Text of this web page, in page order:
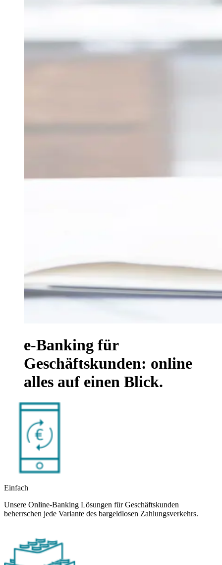
e-Banking für
Geschäftskunden: online
alles auf einen Blick.
Einfach
Unsere Online-Banking Lösungen für Geschäftskunden
beherrschen jede Variante des bargeldlosen Zahlungsverkehrs.